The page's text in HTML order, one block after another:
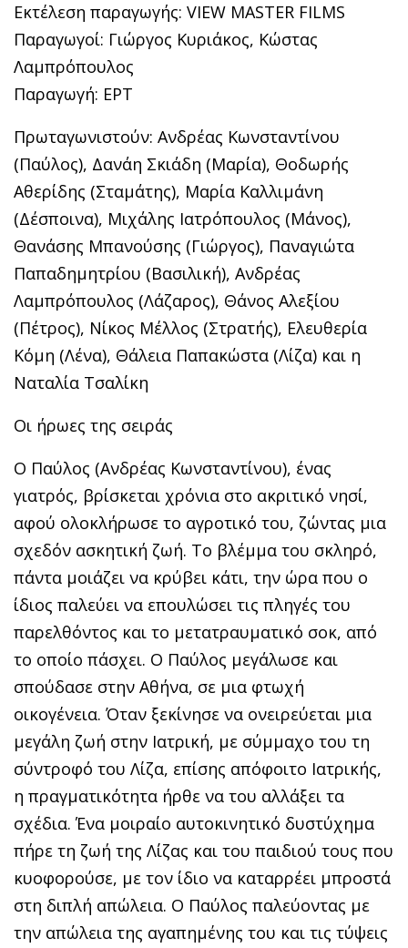
Εκτέλεση παραγωγής: VIEW MASTER FILMS
Παραγωγοί: Γιώργος Κυριάκος, Κώστας
Λαμπρόπουλος
Παραγωγή: ΕΡΤ
Πρωταγωνιστούν: Ανδρέας Κωνσταντίνου
(Παύλος), Δανάη Σκιάδη (Μαρία), Θοδωρής
Αθερίδης (Σταμάτης), Μαρία Καλλιμάνη
(Δέσποινα), Μιχάλης Ιατρόπουλος (Μάνος),
Θανάσης Μπανούσης (Γιώργος), Παναγιώτα
Παπαδημητρίου (Βασιλική), Ανδρέας
Λαμπρόπουλος (Λάζαρος), Θάνος Αλεξίου
(Πέτρος), Νίκος Μέλλος (Στρατής), Ελευθερία
Κόμη (Λένα), Θάλεια Παπακώστα (Λίζα) και η
Ναταλία Τσαλίκη
Οι ήρωες της σειράς
Ο Παύλος (Ανδρέας Κωνσταντίνου), ένας
γιατρός, βρίσκεται χρόνια στο ακριτικό νησί,
αφού ολοκλήρωσε το αγροτικό του, ζώντας μια
σχεδόν ασκητική ζωή. Το βλέμμα του σκληρό,
πάντα μοιάζει να κρύβει κάτι, την ώρα που ο
ίδιος παλεύει να επουλώσει τις πληγές του
παρελθόντος και το μετατραυματικό σοκ, από
το οποίο πάσχει. Ο Παύλος μεγάλωσε και
σπούδασε στην Αθήνα, σε μια φτωχή
οικογένεια. Όταν ξεκίνησε να ονειρεύεται μια
μεγάλη ζωή στην Ιατρική, με σύμμαχο του τη
σύντροφό του Λίζα, επίσης απόφοιτο Ιατρικής,
η πραγματικότητα ήρθε να του αλλάξει τα
σχέδια. Ένα μοιραίο αυτοκινητικό δυστύχημα
πήρε τη ζωή της Λίζας και του παιδιού τους που
κυοφορούσε, με τον ίδιο να καταρρέει μπροστά
στη διπλή απώλεια. Ο Παύλος παλεύοντας με
την απώλεια της αγαπημένης του και τις τύψεις